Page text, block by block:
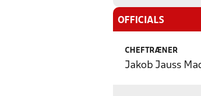
OFFICIALS
CHEFTRÆNER
Jakob Jauss